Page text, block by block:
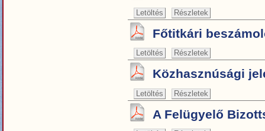
Letöltés Részletek
Főtitkári
Letöltés Részletek
Közhasznúsági
Letöltés Részletek
A Felügyelő